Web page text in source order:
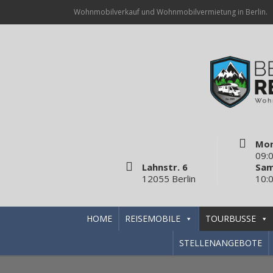
Wohnmobilverkauf und Wohnmobilvermietung in Berlin.
Lahnstr. 6
12055 Berlin
HOME REISEMOBILE TOURBUSSE
STELLENANGEBOTE